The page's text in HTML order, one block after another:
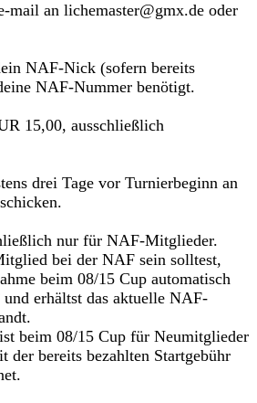
mail an lichemaster@gmx.de oder
NAF-Nick (sofern bereits
NAF-Nummer benötigt.
15,00, ausschließlich
drei Tage vor Turnierbeginn an
nur für NAF-Mitglieder.
bei der NAF sein solltest,
beim 08/15 Cup automatisch
erhältst das aktuelle NAF-
beim 08/15 Cup für Neumitglieder
der bereits bezahlten Startgebühr